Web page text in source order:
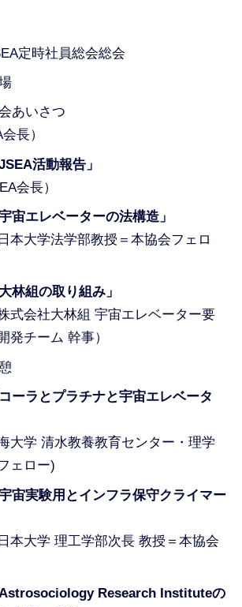
定時社員総会総会
あいさつ
長）
JSEA活動報告」
会長）
宇宙エレベーターの法構造」
本大学法学部教授＝本協会フェロ
大林組の取り組み」
式会社大林組 宇宙エレベーター要
発チーム 幹事）
コーラとプラチナと宇宙エレベータ
大学 清水教養教育センター・理学
ェロー)
宇宙実験用とインフラ保守クライマー
本大学 理工学部次長 教授＝本協会
Astrosociology Research Instituteの